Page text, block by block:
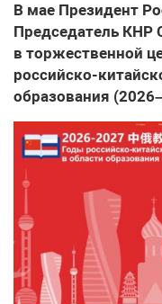
В мае Президент
Председатель КНР
в торжественной
российско-
образования